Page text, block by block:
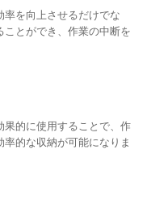
を向上させるだけでな
とができ、作業の中断を
的に使用することで、作
的な収納が可能になりま